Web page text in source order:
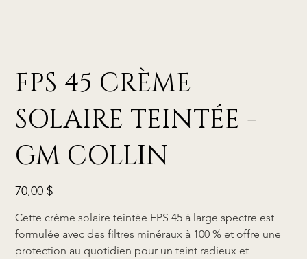
FPS 45 CRÈME
SOLAIRE TEINTÉE -
GM COLLIN
Prix
70,00 $
Cette crème solaire teintée FPS 45 à large spectre est
formulée avec des filtres minéraux à 100 % et offre une
protection au quotidien pour un teint radieux et